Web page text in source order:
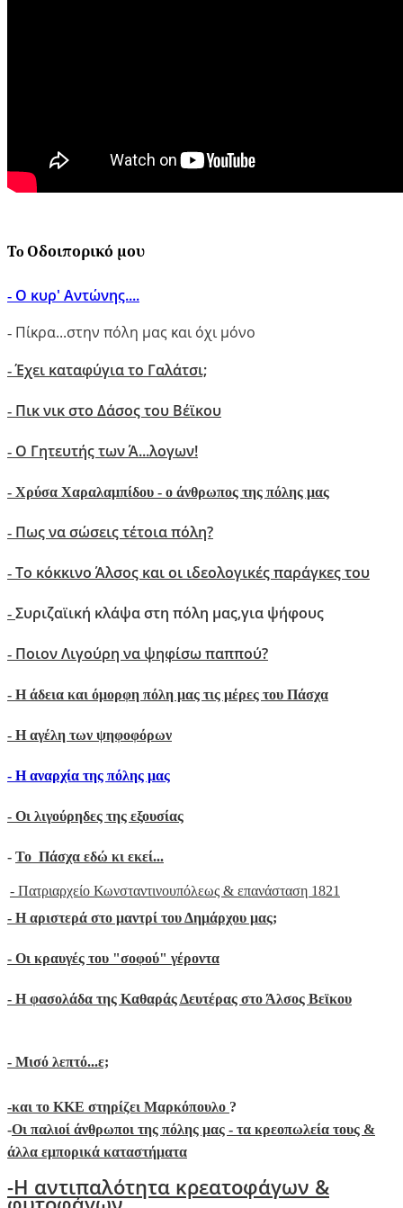
Τo Οδοιπορικό μου
- Ο κυρ' Αντώνης....
- Πίκρα...στην πόλη μας και όχι μόνο
- Έχει καταφύγια το Γαλάτσι;
- Πικ νικ στο Δάσος του Βέϊκου
- Ο Γητευτής των Ά...λογων!
- Xρύσα Χαραλαμπίδου - ο άνθρωπος της πόλης μας
- Πως να σώσεις τέτοια πόλη?
- Το κόκκινο Άλσος και οι ιδεολογικές παράγκες του
- Συριζαϊική κλάψα στη πόλη μας,για ψήφους
- Ποιον Λιγούρη να ψηφίσω παππού?
- Η άδεια και όμορφη πόλη μας τις μέρες του Πάσχα
- Η αγέλη των ψηφοφόρων
- H αναρχία της πόλης μας
- Oι λιγούρηδες της εξουσίας
- Το Πάσχα εδώ κι εκεί...
- Πατριαρχείο Κωνσταντινουπόλεως & επανάσταση 1821
- Η αριστερά στο μαντρί του Δημάρχου μας;
- Οι κραυγές του "σοφού" γέροντα
- Η φασολάδα της Καθαράς Δευτέρας στο Άλσος Βεϊκου
- Μισό λεπτό...ε;
-και το ΚΚΕ στηρίζει Μαρκόπουλο ?
-Οι παλιοί άνθρωποι της πόλης μας - τα κρεοπωλεία τους &
άλλα εμπορικά καταστήματα
-Η αντιπαλότητα κρεατοφάγων &